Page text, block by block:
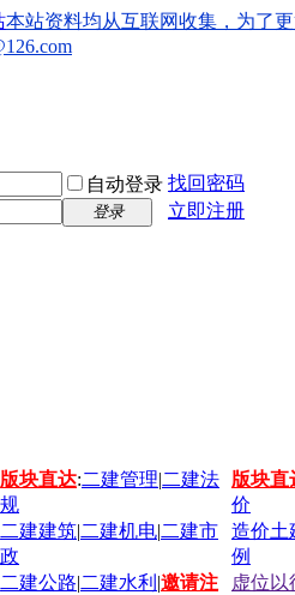
本站资料均从互联网收集，为了
自动登录 找回密码
登录
立即注册
版块直达:二建管理|二建法
规
版块直
价
二建建筑|二建机电|二建市
政
造价土
例
二建公路|二建水利 |邀请注
虚位以